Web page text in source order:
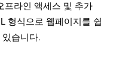
프라인 액세스 및 추가
형식으로 웹페이지를 쉽
습니다.